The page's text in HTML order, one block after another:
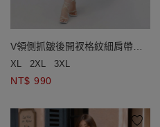
V領側抓皺後開衩格紋細肩帶長
洋裝
XL 2XL 3XL
NT$ 990